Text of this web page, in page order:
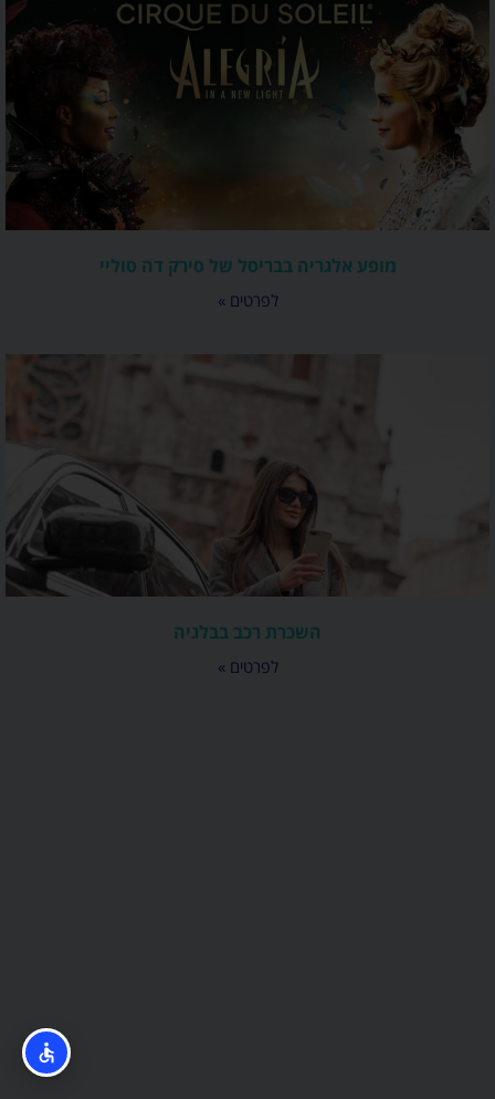
מופע אלגריה בבריסל של סירק דה סוליי
לפרטים »
השכרת רכב בבלגיה
לפרטים »